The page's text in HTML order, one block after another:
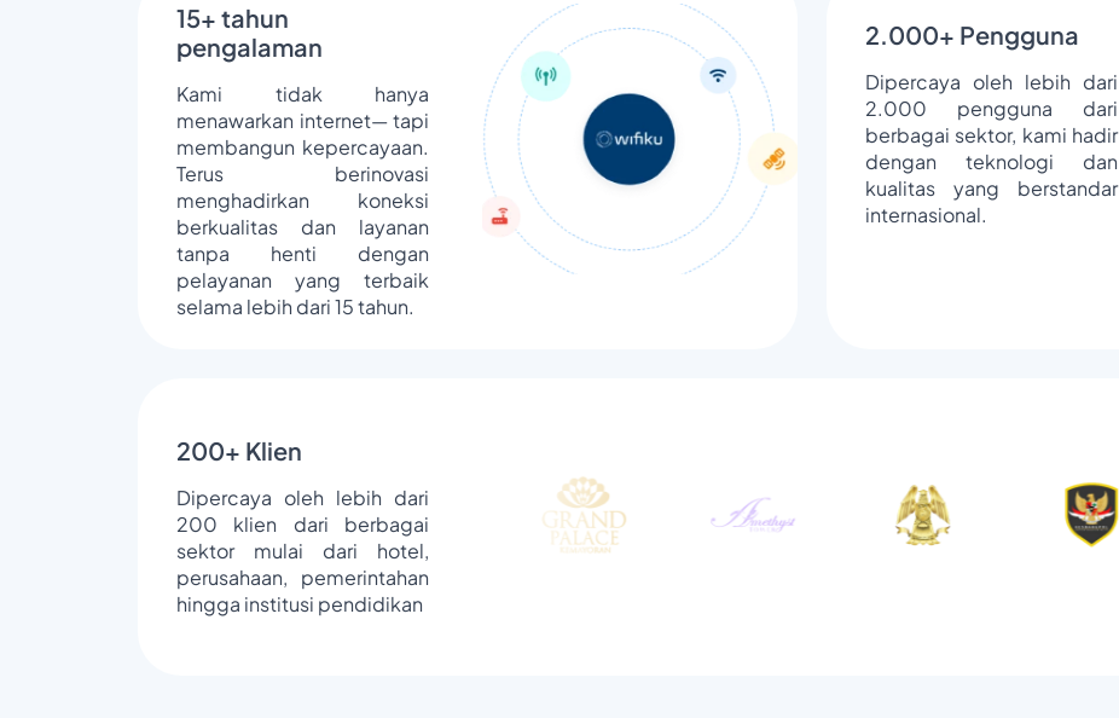
15+ tahun
pengalaman
Kami tidak hanya
menawarkan internet— tapi
membangun kepercayaan.
Terus berinovasi
menghadirkan koneksi
berkualitas dan layanan
tanpa henti dengan
pelayanan yang terbaik
selama lebih dari 15 tahun.
2.000+ Pengguna
Dipercaya oleh lebih dari
2.000 pengguna dari
berbagai sektor, kami hadir
dengan teknologi dan
kualitas yang berstandar
internasional.
200+ Klien
Dipercaya oleh lebih dari
200 klien dari berbagai
sektor mulai dari hotel,
perusahaan, pemerintahan
hingga institusi pendidikan